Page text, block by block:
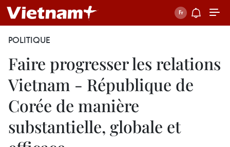
POLITIQUE
Faire progresser les relations
Vietnam - République de
Corée de manière
substantielle, globale et